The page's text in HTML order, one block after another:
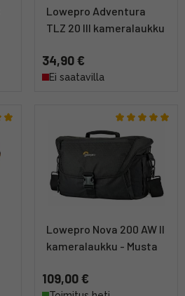
Lowepro Adventura
TLZ 20 III kameralaukku
34,90 €
Ei saatavilla
Lowepro Nova 200 AW II
kameralaukku - Musta
109,00 €